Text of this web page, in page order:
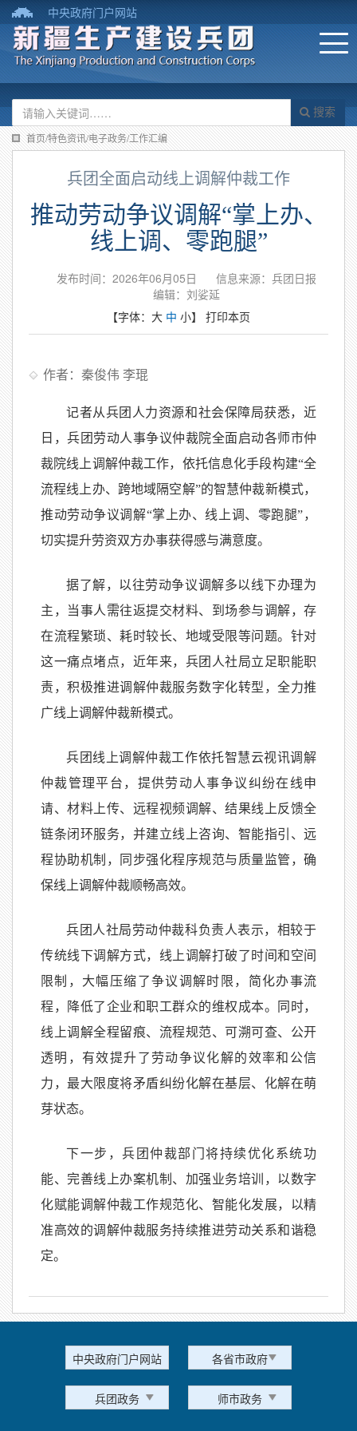
中央政府门户网站
搜索
首页/特色资讯/电子政务/工作汇编
兵团全面启动线上调解仲裁工作
推动劳动争议调解“掌上办、
线上调、零跑腿”
发布时间：2026年06月05日
信息来源：​兵团日报
编辑：刘娑延
【字体： 大 中 小】 打印本页
作者：秦俊伟 李琨
记者从兵团人力资源和社会保障局获悉，近
日，兵团劳动人事争议仲裁院全面启动各师市仲
裁院线上调解仲裁工作，依托信息化手段构建“全
流程线上办、跨地域隔空解”的智慧仲裁新模式，
推动劳动争议调解“掌上办、线上调、零跑腿”，
切实提升劳资双方办事获得感与满意度。
据了解，以往劳动争议调解多以线下办理为
主，当事人需往返提交材料、到场参与调解，存
在流程繁琐、耗时较长、地域受限等问题。针对
这一痛点堵点，近年来，兵团人社局立足职能职
责，积极推进调解仲裁服务数字化转型，全力推
广线上调解仲裁新模式。
兵团线上调解仲裁工作依托智慧云视讯调解
仲裁管理平台，提供劳动人事争议纠纷在线申
请、材料上传、远程视频调解、结果线上反馈全
链条闭环服务，并建立线上咨询、智能指引、远
程协助机制，同步强化程序规范与质量监管，确
保线上调解仲裁顺畅高效。
兵团人社局劳动仲裁科负责人表示，相较于
传统线下调解方式，线上调解打破了时间和空间
限制，大幅压缩了争议调解时限，简化办事流
程，降低了企业和职工群众的维权成本。同时，
线上调解全程留痕、流程规范、可溯可查、公开
透明，有效提升了劳动争议化解的效率和公信
力，最大限度将矛盾纠纷化解在基层、化解在萌
芽状态。
下一步，兵团仲裁部门将持续优化系统功
能、完善线上办案机制、加强业务培训，以数字
化赋能调解仲裁工作规范化、智能化发展，以精
准高效的调解仲裁服务持续推进劳动关系和谐稳
定。
中央政府门户网站 各省市政府
兵团政务 师市政务